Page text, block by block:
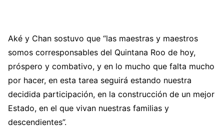
Aké y Chan sostuvo que “las maestras y maestros
somos corresponsables del Quintana Roo de hoy,
próspero y combativo, y en lo mucho que falta mucho
por hacer, en esta tarea seguirá estando nuestra
decidida participación, en la construcción de un mejor
Estado, en el que vivan nuestras familias y
descendientes”.